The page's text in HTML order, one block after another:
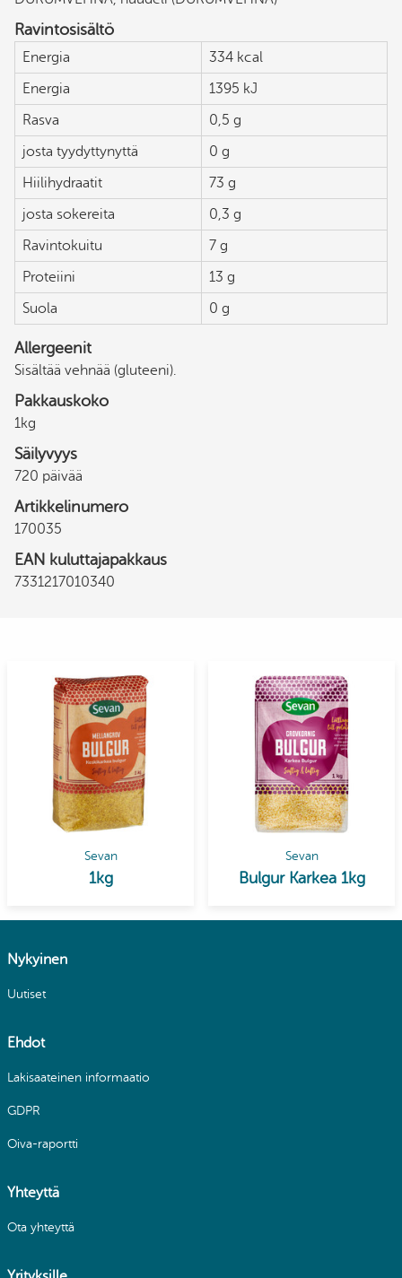
Ravintosisältö
Energia
334 kcal
Energia
1395 kJ
Rasva
0,5 g
josta tyydyttynyttä
0 g
Hiilihydraatit
73 g
josta sokereita
0,3 g
Ravintokuitu
7 g
Proteiini
13 g
Suola
0 g
Allergeenit
Sisältää vehnää (gluteeni).
Pakkauskoko
1kg
Säilyvyys
720 päivää
Artikkelinumero
170035
EAN kuluttajapakkaus
7331217010340
Sevan
1kg
Sevan
Bulgur Karkea 1kg
Nykyinen
Uutiset
Ehdot
Lakisaateinen informaatio
GDPR
Oiva-raportti
Yhteyttä
Ota yhteyttä